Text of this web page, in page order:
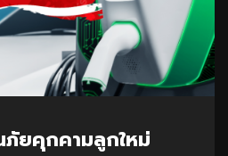
ยคุกคามลูกใหม่